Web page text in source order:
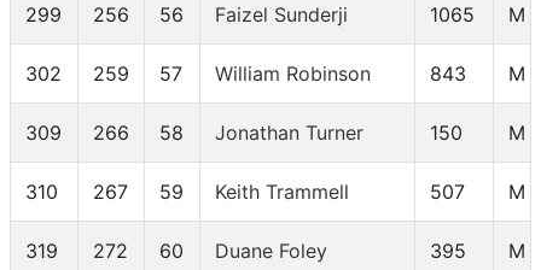
299 256 56 Faizel Sunderji 1065 M
302 259 57 William Robinson 843 M
309 266 58 Jonathan Turner 150 M
310 267 59 Keith Trammell 507 M
319 272 60 Duane Foley 395 M